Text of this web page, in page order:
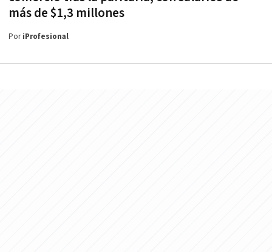
más de $1,3 millones
PoriProfesional